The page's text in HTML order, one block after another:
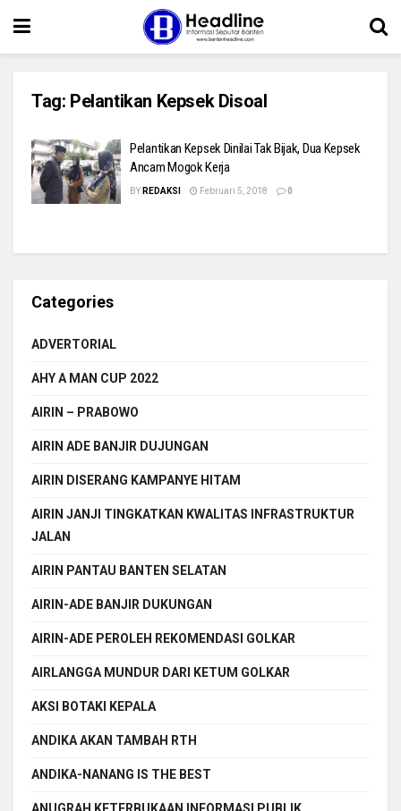
Tag: Pelantikan Kepsek Disoal
Pelantikan Kepsek Dinilai Tak Bijak, Dua Kepsek
Ancam Mogok Kerja
BY REDAKSI Februari 5, 2018 0
Categories
ADVERTORIAL
AHY A MAN CUP 2022
AIRIN – PRABOWO
AIRIN ADE BANJIR DUJUNGAN
AIRIN DISERANG KAMPANYE HITAM
AIRIN JANJI TINGKATKAN KWALITAS INFRASTRUKTUR
JALAN
AIRIN PANTAU BANTEN SELATAN
AIRIN-ADE BANJIR DUKUNGAN
AIRIN-ADE PEROLEH REKOMENDASI GOLKAR
AIRLANGGA MUNDUR DARI KETUM GOLKAR
AKSI BOTAKI KEPALA
ANDIKA AKAN TAMBAH RTH
ANDIKA-NANANG IS THE BEST
ANUGRAH KETERBUKAAN INFORMASI PUBLIK